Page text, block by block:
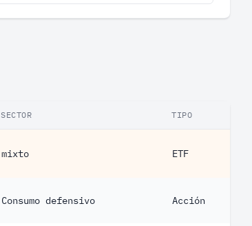
SECTOR TIPO
mixto ETF
Consumo defensivo Acción